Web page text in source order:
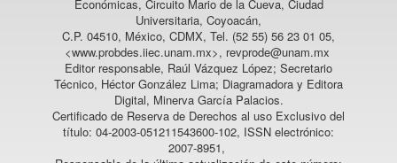
Económicas, Circuito Mario de la Cueva, Ciudad
Universitaria, Coyoacán,
C.P. 04510, México, CDMX, Tel. (52 55) 56 23 01 05,
<www.probdes.iiec.unam.mx>, revprode@unam.mx
Editor responsable, Raúl Vázquez López; Secretario
Técnico, Héctor González Lima; Diagramadora y Editora
Digital, Minerva García Palacios.
Certificado de Reserva de Derechos al uso Exclusivo del
título: 04-2003-051211543600-102, ISSN electrónico:
2007-8951,